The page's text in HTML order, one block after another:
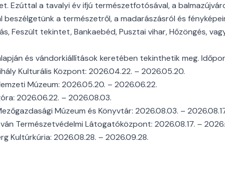
Ezúttal a tavalyi év ifjú természetfotósával, a
beszélgetünk a természetről, a madarászásról és
Feszült tekintet, Bankaebéd, Pusztai vihar, Hőzöngés,
és vándorkiállítások keretében tekinthetik meg.
Kulturális Központ: 2026.04.22. – 2026.05.20.
Múzeum: 2026.05.20. – 2026.06.22.
2026.06.22. – 2026.08.03.
Múzeum és Könyvtár: 2026.08.03. –
Természetvédelmi Látogatóközpont: 2026.08.17. –
Kultúrkúria: 2026.08.28. – 2026.09.28.